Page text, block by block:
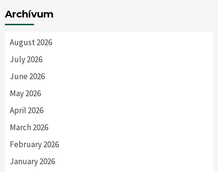
Archívum
August 2026
July 2026
June 2026
May 2026
April 2026
March 2026
February 2026
January 2026